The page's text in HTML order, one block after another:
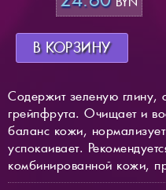
В КОРЗИНУ
Содержит зеленую глину,
грейпфрута. Очищает и
баланс кожи,
успокаивает.
комбинированной кожи,